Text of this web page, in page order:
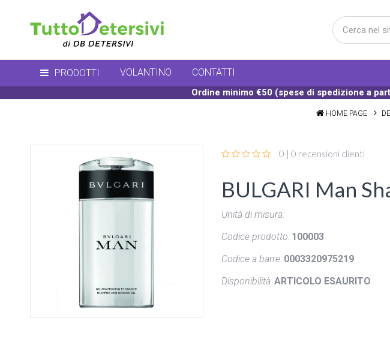
PRODOTTI VOLANTINO CONTATTI
Ordine minimo €50 (spese di spedizione a
HOME PAGE
0 | 0 recensioni clienti
BULGARI Man
Unità di misura:
Codice prodotto: 100003
Codice a barre: 0003320975219
Disponibilità:ARTICOLO ESAURITO